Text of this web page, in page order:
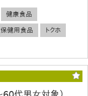
健康食品
健用食品 トクホ